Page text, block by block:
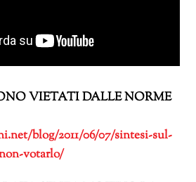
VIETATI DALLE NORME
blog/2011/06/07/sintesi-sul-
votarlo/